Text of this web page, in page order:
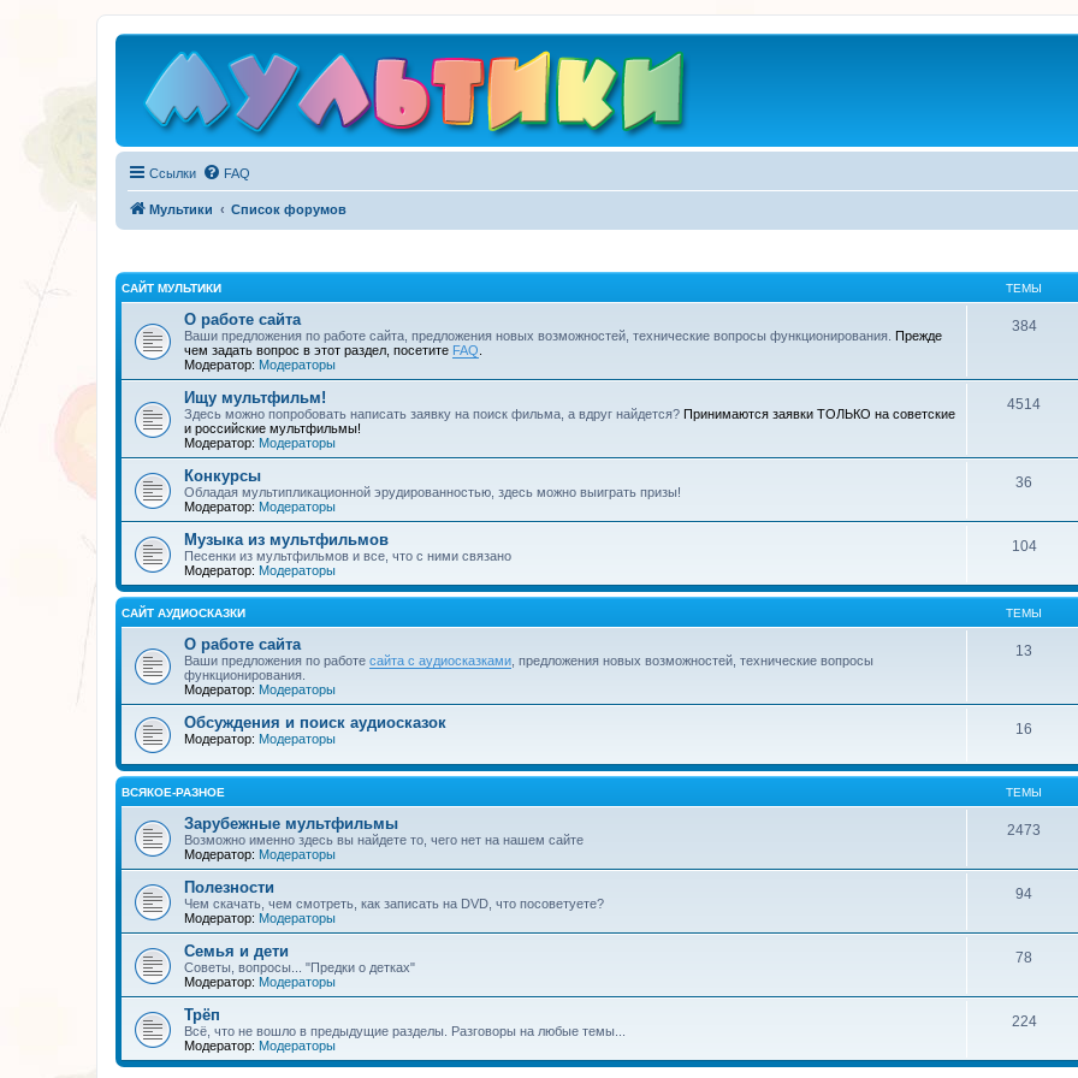
Ссылки FAQ
Мультики Список форумов
САЙТ МУЛЬТИКИ ТЕМЫ
О работе сайта
Ваши предложения по работе сайта, предложения новых возможностей, технические вопросы функционирования. Прежде
чем задать вопрос в этот раздел, посетите FAQ
Модератор: Модераторы
384
Ищу мультфильм!
Здесь можно попробовать написать заявку на поиск фильма, а вдруг найдется? Принимаются заявки ТОЛЬКО на советские
и российские мультфильмы!
Модератор: Модераторы
4514
Конкурсы
Обладая мультипликационной эрудированностью, здесь можно выиграть призы!
Модератор: Модераторы
36
Музыка из мультфильмов
Песенки из мультфильмов и все, что с ними связано
Модератор: Модераторы
104
САЙТ АУДИОСКАЗКИ ТЕМЫ
О работе сайта
Ваши предложения по работе сайта с аудиосказками , предложения новых возможностей, технические вопросы
функционирования.
Модератор: Модераторы
13
Обсуждения и поиск аудиосказок
Модератор: Модераторы
16
ВСЯКОЕ-РАЗНОЕ ТЕМЫ
Зарубежные мультфильмы
Возможно именно здесь вы найдете то, чего нет на нашем сайте
Модератор: Модераторы
2473
Полезности
Чем скачать, чем смотреть, как записать на DVD, что посоветуете?
Модератор: Модераторы
94
Семья и дети
Советы, вопросы... "Предки о детках"
Модератор: Модераторы
78
Трёп
Всё, что не вошло в предыдущие разделы. Разговоры на любые темы...
Модератор: Модераторы
224